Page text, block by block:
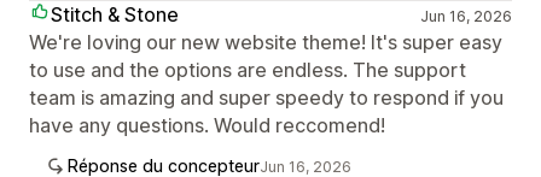
Stitch & Stone Jun 16, 2026
We're loving our new website theme! It's super easy
to use and the options are endless. The support
team is amazing and super speedy to respond if you
have any questions. Would reccomend!
Réponse du concepteurJun 16, 2026